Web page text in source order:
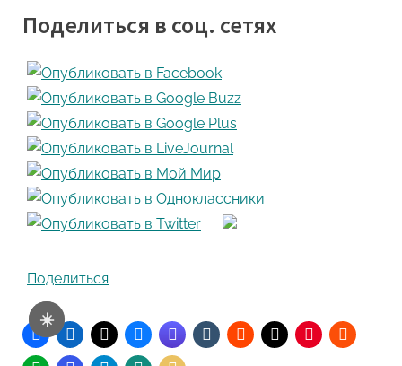
☀️
Поделиться в соц. сетях
Поделиться